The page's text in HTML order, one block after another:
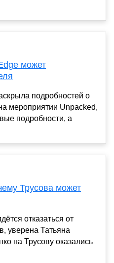
может
подробностей о
мероприятии Unpacked,
подробности, а
Трусова может
отказаться от
уверена Татьяна
на Трусову оказались